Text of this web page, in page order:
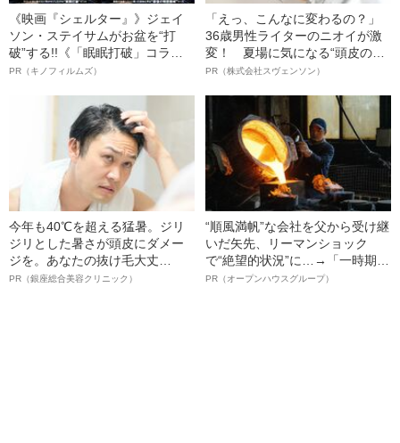
《映画『シェルター』》ジェイ
ソン・ステイサムがお盆を“打
破”する!!《「眠眠打破」コラ
ボ》
PR（キノフィルムズ）
「えっ、こんなに変わるの？」
36歳男性ライターのニオイが激
変！ 夏場に気になる“頭皮のニ
オイ”や“ベタつき”を解消す
ト”が生み出した徹底ケアとは
PR（株式会社スヴェンソン）
今年も40℃を超える猛暑。ジリ
ジリとした暑さが頭皮にダメー
ジを。あなたの抜け毛大丈
夫！？
PR（銀座総合美容クリニック）
“順風満帆”な会社を父から受け継
いだ矢先、リーマンショック
で“絶望的状況”に…→「一時期は
納品3年待ち」のヒット商品を生
PR（オープンハウスグループ）